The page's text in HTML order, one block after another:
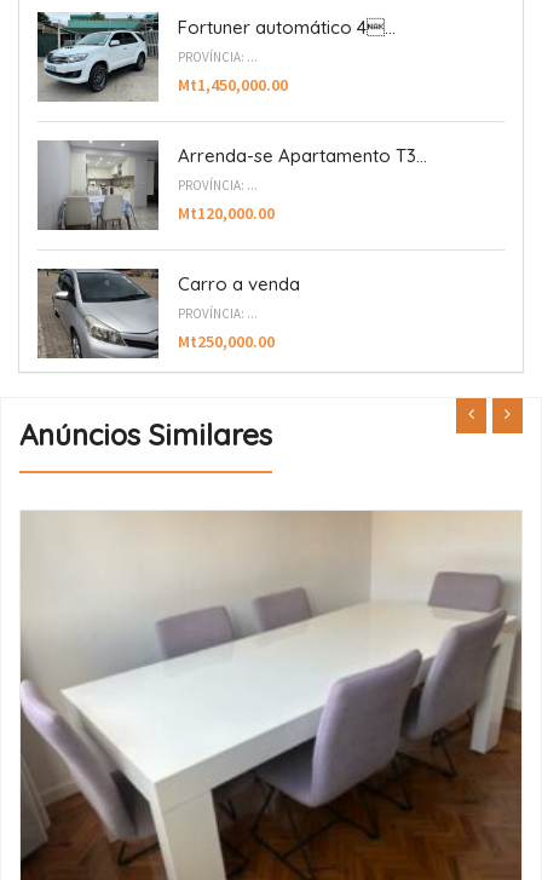
Fortuner automático 4...
PROVÍNCIA: ...
Mt1,450,000.00
Arrenda-se Apartamento T3...
PROVÍNCIA: ...
Mt120,000.00
Carro a venda
PROVÍNCIA: ...
Mt250,000.00
Anúncios Similares